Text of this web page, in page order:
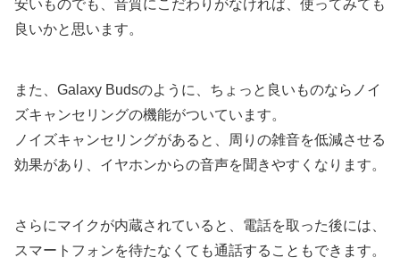
安いものでも、音質にこだわりがなければ、使ってみても
良いかと思います。
また、Galaxy Budsのように、ちょっと良いものならノイ
ズキャンセリングの機能がついています。
ノイズキャンセリングがあると、周りの雑音を低減させる
効果があり、イヤホンからの音声を聞きやすくなります。
さらにマイクが内蔵されていると、電話を取った後には、
スマートフォンを待たなくても通話することもできます。